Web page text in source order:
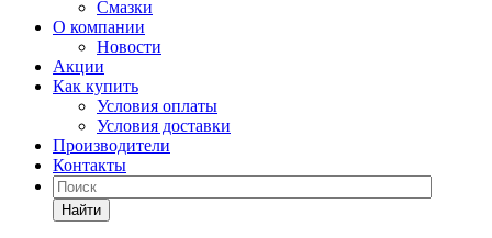
Смазки
О компании
Новости
Акции
Как купить
Условия оплаты
Условия доставки
Производители
Контакты
Найти